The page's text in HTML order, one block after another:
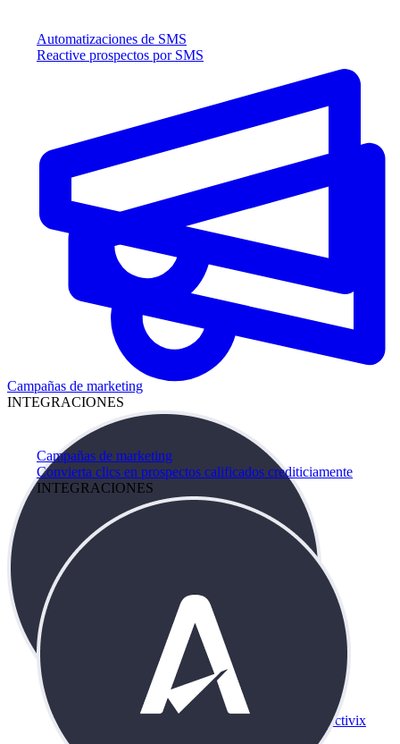
Automatizaciones de SMS
Reactive prospectos por SMS
Campañas de marketing
Convierta clics en prospectos calificados crediticiamente
INTEGRACIONES
Campañas de marketing
INTEGRACIONES
Activix